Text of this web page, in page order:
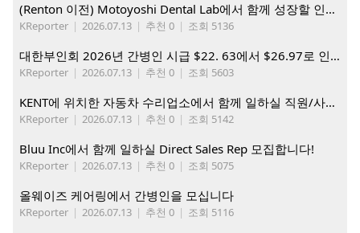
(Renton 이전) Motoyoshi Dental Lab에서 함께 성장할 인재를 모십니다.
KReporter | 2026.07.13 | 추천 0 | 조회 5136
대한부인회 2026년 간병인 시급 $22. 63에서 $26.97로 인상. 지금 간병인들을 모집합니다
KReporter | 2026.07.13 | 추천 0 | 조회 5603
KENT에 위치한 자동차 수리업소에서 함께 일하실 직원/사무직원 구합니다.
KReporter | 2026.07.13 | 추천 0 | 조회 5142
Bluu Inc에서 함께 일하실 Direct Sales Rep 모집합니다!
KReporter | 2026.07.13 | 추천 0 | 조회 5075
올웨이즈 케어링에서 간병인을 모십니다
KReporter | 2026.07.13 | 추천 0 | 조회 5116